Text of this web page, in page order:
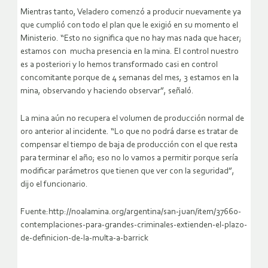
Mientras tanto, Veladero comenzó a producir nuevamente ya
que cumplió con todo el plan que le exigió en su momento el
Ministerio. “Esto no significa que no hay mas nada que hacer;
estamos con mucha presencia en la mina. El control nuestro
es a posteriori y lo hemos transformado casi en control
concomitante porque de 4 semanas del mes, 3 estamos en la
mina, observando y haciendo observar”, señaló.
La mina aún no recupera el volumen de producción normal de
oro anterior al incidente. “Lo que no podrá darse es tratar de
compensar el tiempo de baja de producción con el que resta
para terminar el año; eso no lo vamos a permitir porque sería
modificar parámetros que tienen que ver con la seguridad”,
dijo el funcionario.
Fuente:http://noalamina.org/argentina/san-juan/item/37660-
contemplaciones-para-grandes-criminales-extienden-el-plazo-
de-definicion-de-la-multa-a-barrick